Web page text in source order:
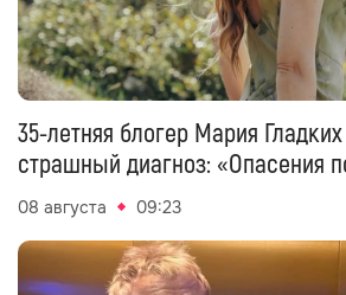
35-летняя блогер Мария
страшный диагноз: «Опасения
08 августа 09:23